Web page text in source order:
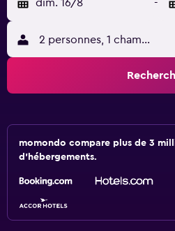
dim. 16/8 -
2 personnes, 1 chambre
momondo compare plus de 3
d'hébergements.